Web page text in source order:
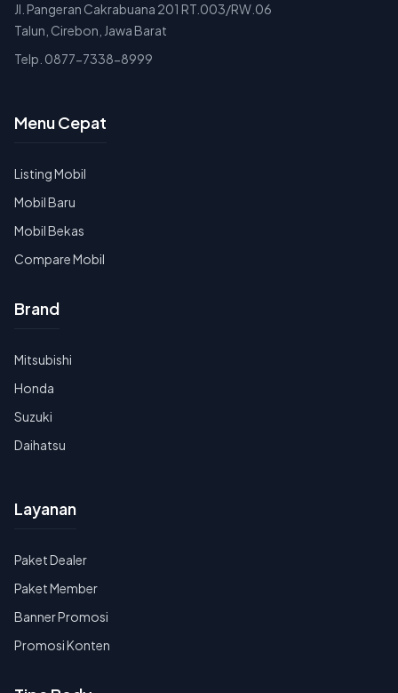
Jl. Pangeran Cakrabuana 201 RT.003/RW.06
Talun, Cirebon, Jawa Barat
Telp. 0877-7338-8999
Menu Cepat
Listing Mobil
Mobil Baru
Mobil Bekas
Compare Mobil
Brand
Mitsubishi
Honda
Suzuki
Daihatsu
Layanan
Paket Dealer
Paket Member
Banner Promosi
Promosi Konten